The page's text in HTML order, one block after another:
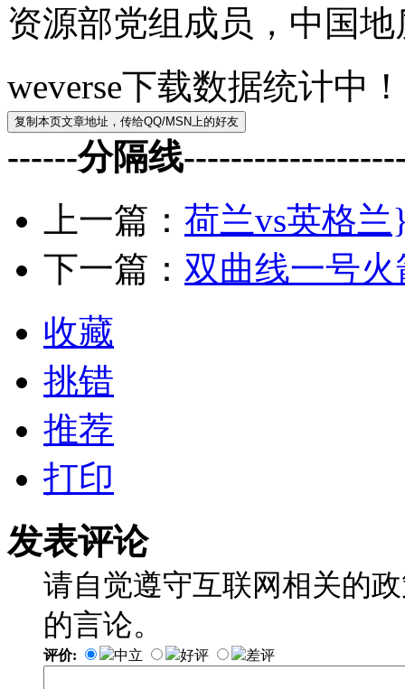
资源部党组成员，中国
weverse下载数据统计中
------分隔线
上一篇： 荷兰vs英格兰
下一篇： 双曲线一号
收藏
挑错
推荐
打印
发表评论
请自觉遵守互联网相关的
的言论。
评价: 中立 好评 差评